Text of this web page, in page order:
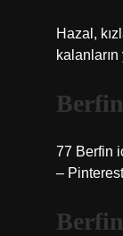
Hazal,
kalanların
77 Berfin
–